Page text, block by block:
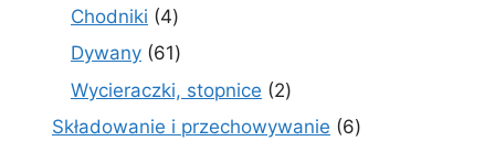
Chodniki 44
produkty
Dywany 6161
produktów
Wycieraczki, stopnice 22
produkty
Składowanie i przechowywanie 66